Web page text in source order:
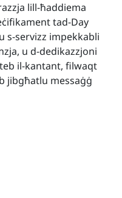
lill-ħaddiema
tad-Day
s-servizz impekkabli
u d-dedikazzjoni
il-kantant, filwaqt
jibgħatlu messaġġ